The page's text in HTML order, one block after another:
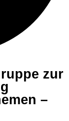
zur
–